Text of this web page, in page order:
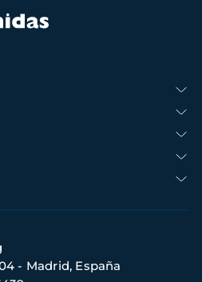
- Madrid, España